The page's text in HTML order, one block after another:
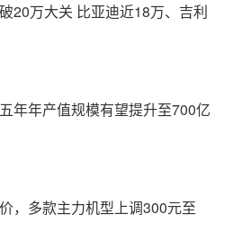
20万大关 比亚迪近18万、吉利
年年产值规模有望提升至700亿
，多款主力机型上调300元至